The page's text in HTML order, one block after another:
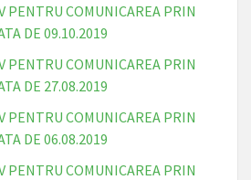
PENTRU COMUNICAREA PRIN
DE 09.10.2019
PENTRU COMUNICAREA PRIN
DE 27.08.2019
PENTRU COMUNICAREA PRIN
DE 06.08.2019
PENTRU COMUNICAREA PRIN